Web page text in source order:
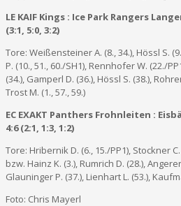
LE KAIF Kings : Ice Park Rangers
(3:1, 5:0, 3:2)
Tore: Weißensteiner A. (8., 34.), Hössl S.
P. (10., 51., 60./SH1), Rennhofer W. (22./
(34.), Gamperl D. (36.), Hössl S. (38.),
Trost M. (1., 57., 59.)
EC EXAKT Panthers Frohnleiten :
4:6 (2:1, 1:3, 1:2)
Tore: Hribernik D. (6., 15./PP1), Stockner
bzw. Hainz K. (3.), Rumrich D. (28.),
Glauninger P. (37.), Lienhart L. (53.),
Foto: Chris Mayerl